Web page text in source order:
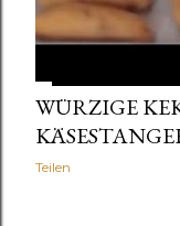
WÜRZIGE
Teilen